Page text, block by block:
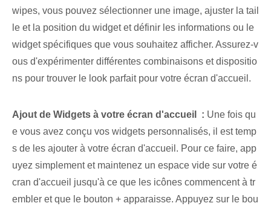
wipes, vous pouvez⁣ sélectionner une image, ajuster la tail
le et la position du widget et définir les informations ou le
widget spécifiques que vous souhaitez afficher. Assurez-v
ous d'expérimenter différentes combinaisons et dispositio
ns pour trouver le look parfait pour votre écran d'accueil.
Ajout de ⁢Widgets à votre ⁣écran d'accueil ⁢ : Une fois qu
e vous avez conçu vos widgets personnalisés, il est temp
s de les ajouter à votre écran d'accueil. Pour ce faire, ‌app
uyez simplement et maintenez un espace vide sur votre é
cran ‌d'accueil‍ jusqu'à ce que ⁤les icônes ‍commencent à tr
embler et que le bouton ‌+‌ apparaisse.‌ Appuyez sur le bou